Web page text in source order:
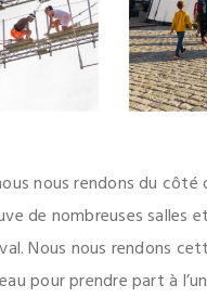
nous rendons du côté
de nombreuses salles
Nous nous rendons
pour prendre part à